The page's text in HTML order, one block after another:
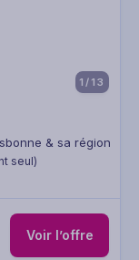
1/13
& sa région
seul)
Voir l’offre